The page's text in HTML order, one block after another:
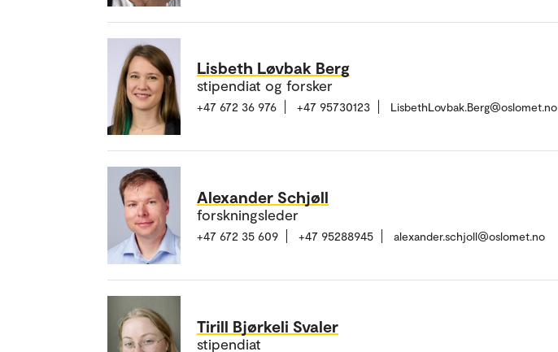
Lisbeth Løvbak Berg
stipendiat og forsker
+47 672 36 976 +47 95730123 LisbethLovbak.Berg@oslomet.no
Alexander Schjøll
forskningsleder
+47 672 35 609 +47 95288945 alexander.schjoll@oslomet.no
Tirill Bjørkeli Svaler
stipendiat